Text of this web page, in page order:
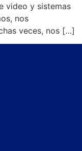
video y sistemas
nos
veces, nos […]